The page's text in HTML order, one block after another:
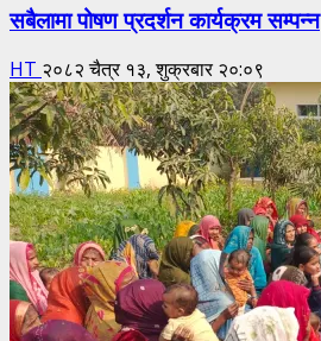
सबैलामा पोषण प्रदर्शन कार्यक्रम सम्पन्न
HT २०८२ चैत्र १३, शुक्रबार २०:०९